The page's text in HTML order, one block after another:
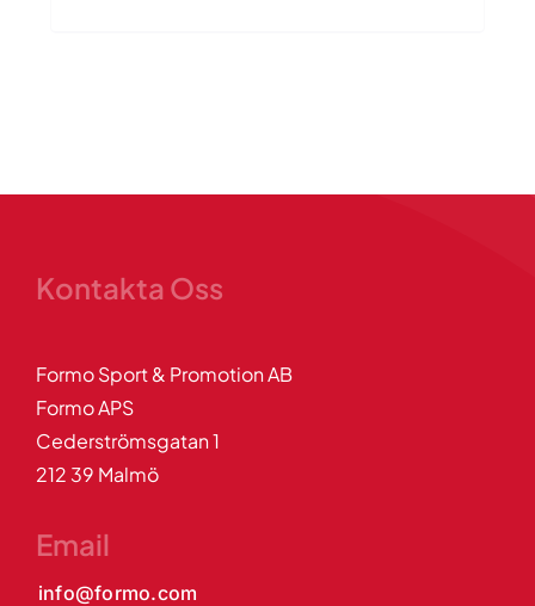
Kontakta Oss
Formo Sport & Promotion AB
Formo APS
Cederströmsgatan 1
212 39 Malmö
Email
info@formo.com